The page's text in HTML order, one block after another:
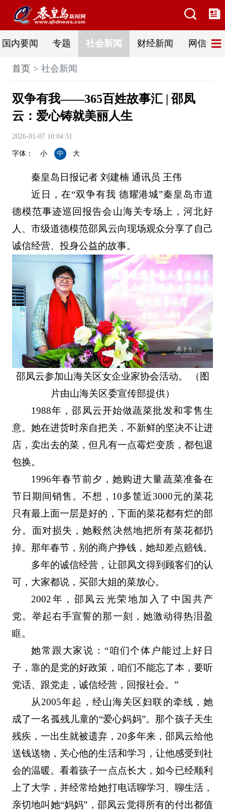
国内要闻 专题 社会新闻 财经新闻 网信普法
首页 社会新闻
双争有我——365百姓故事汇 | 邵凤
云：爱心铸就美丽人生
2026-01-07 10:04:31
字体： 小 中 大
秦皇岛日报记者 刘建楠 通讯员 王伟
近日，在“双争有我 德耀港城”秦皇岛市道
德模范事迹巡回报告会山海关专场上，河北好
人、市级道德模范邵凤云向现场观众分享了自己
诚信经营、投身公益的故事。
邵凤云参加山海关区女企业家协会活动。 （图
片由山海关区委宣传部提供）
1988年，邵凤云开始做蔬菜批发和零售生
意。她在进货时亲自把关，不新鲜的坚决不让进
店，卖出去的菜，但凡有一点霉烂变质，都包退
包换。
1996年春节前夕，她购进大量蔬菜准备在
节日期间销售。不想，10多筐近3000元的菜花
只有最上面一层是好的，下面的菜花都有烂的部
分。面对损失，她毅然决然地把所有菜花都扔
掉。那年春节，别的商户挣钱，她却差点赔钱。
多年的诚信经营，让邵凤文得到顾客们的认
可，大家都说，买邵大姐的菜放心。
2002年，邵凤云光荣地加入了中国共产
党。举起右手宣誓的那一刻，她激动得热泪盈
眶。
她常跟大家说：“咱们个体户能过上好日
子，靠的是党的好政策，咱们不能忘了本，要听
党话、跟党走，诚信经营，回报社会。”
从2005年起，经山海关区妇联的牵线，她
成了一名孤残儿童的“爱心妈妈”。那个孩子天生
残疾，一出生就被遗弃，20多年来，邵凤云给他
送钱送物，关心他的生活和学习，让他感受到社
会的温暖。看着孩子一点点长大，如今已经顺利
上了大学，并经常给她打电话聊学习、聊生活，
亲切地叫她“妈妈”，邵凤云觉得所有的付出都值